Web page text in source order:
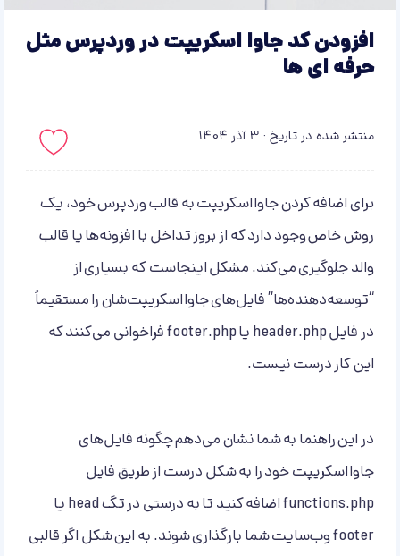
افزودن کد جاوا اسکریپت در وردپرس مثل
حرفه ای ها
منتشر شده در تاریخ : 3 آذر 1404
برای اضافه کردن جاوااسکریپت به قالب وردپرس خود، یک
روش خاص وجود دارد که از بروز تداخل با افزونه‌ها یا قالب
والد جلوگیری می‌کند. مشکل اینجاست که بسیاری از
“توسعه‌دهنده‌ها” فایل‌های جاوااسکریپت‌شان را مستقیماً
در فایل header.php یا footer.php فراخوانی می‌کنند که
این کار درست نیست.
در این راهنما به شما نشان می‌دهم چگونه فایل‌های
جاوااسکریپت خود را به شکل درست از طریق فایل
functions.php اضافه کنید تا به درستی در تگ head یا
footer وب‌سایت شما بارگذاری شوند. به این شکل اگر قالبی